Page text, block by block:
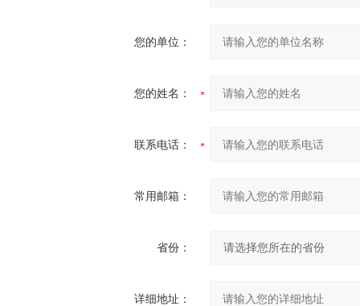
您的单位：
您的姓名：
联系电话：
常用邮箱：
省份：
详细地址：